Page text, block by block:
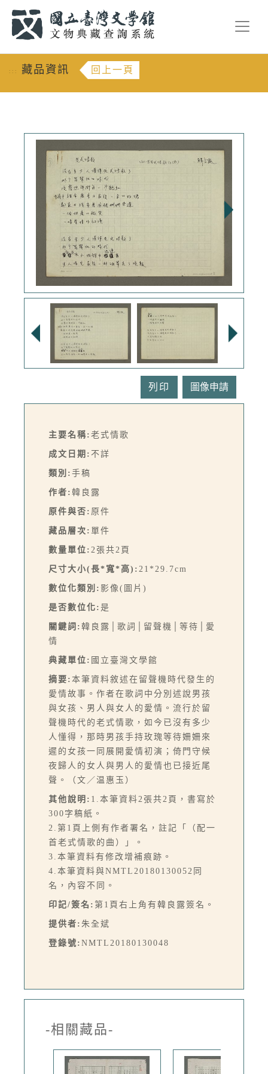
::: 藏品資訊 回上一頁
列印
主要名稱: 老式情歌
成文日期: 不詳
類別: 手稿
作者: 韓良露
原件與否: 原件
藏品層次: 單件
數量單位: 2張共2頁
尺寸大小(長*寬*高): 21*29.7cm
數位化類別: 影像(圖片)
是否數位化: 是
關鍵詞: 韓良露│歌詞│留聲機│等待│愛
情
典藏單位: 國立臺灣文學館
摘要: 本筆資料敘述在留聲機時代發生的
愛情故事。作者在歌詞中分別述說男孩
與女孩、男人與女人的愛情。流行於留
聲機時代的老式情歌，如今已沒有多少
人懂得，那時男孩手持玫瑰等待姍姍來
遲的女孩一同展開愛情初演；倚門守候
夜歸人的女人與男人的愛情也已接近尾
聲。（文／温惠玉）
其他說明: 1.本筆資料2張共2頁，書寫於
300字稿紙。
2.第1頁上側有作者署名，註記「（配一
首老式情歌的曲）」。
3.本筆資料有修改增補痕跡。
4.本筆資料與NMTL20180130052同
名，內容不同。
印記/簽名: 第1頁右上角有韓良露簽名。
提供者: 朱全斌
登錄號: NMTL20180130048
-相關藏品-